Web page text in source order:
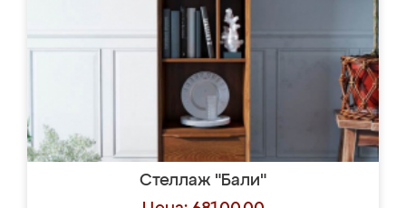
Стеллаж "Бали"